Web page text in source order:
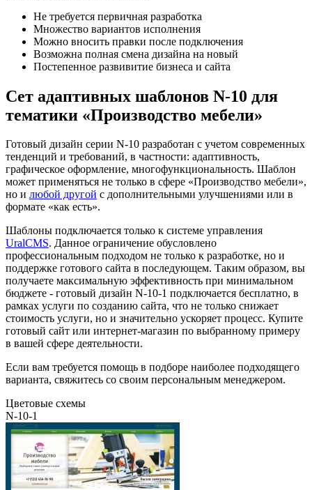
Не требуется первичная разработка
Множество вариантов исполнения
Можно вносить правки после подключения
Возможна полная смена дизайна на новый
Постепенное развивитие бизнеса и сайта
Сет адаптивных шаблонов N-10 для
тематики «Производство мебели»
Готовый дизайн серии N-10 разработан с учетом современных
тенденций и требований, в частности: адаптивность,
графическое оформление, многофункциональность. Шаблон
может применяться не только в сфере «Производство мебели»,
но и любой другой с дополнительными улучшениями или в
формате «как есть».
Шаблоны подключается только к системе управления
UralCMS. Данное ограничение обусловлено
профессиональным подходом не только к разработке, но и
поддержке готового сайта в последующем. Таким образом, вы
получаете максимальную эффективность при минимальном
бюджете - готовый дизайн N-10-1 подключается бесплатно, в
рамках услуги по созданию сайта, что не только снижает
стоимость услуги, но и значительно ускоряет процесс. Купите
готовый сайт или интернет-магазин по выбранному примеру
в вашей сфере деятельности.
Если вам требуется помощь в подборе наиболее подходящего
варианта, свяжитесь со своим персональным менеджером.
Цветовые схемы
N-10-1